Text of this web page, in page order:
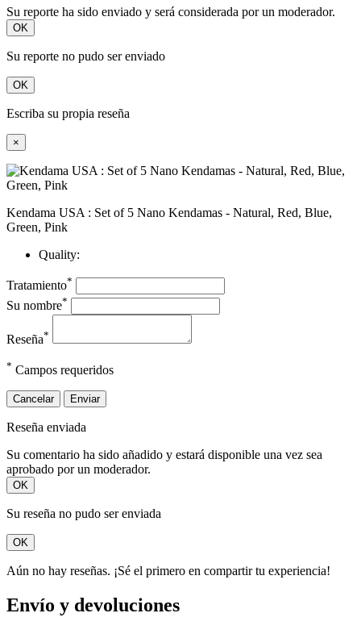
Su reporte ha sido enviado y será considerada por un moderador.
OK
Su reporte no pudo ser enviado
OK
Escriba su propia reseña
×
Kendama USA : Set of 5 Nano Kendamas - Natural, Red, Blue,
Green, Pink
Quality:
Tratamiento*
Su nombre*
Reseña*
* Campos requeridos
Cancelar Enviar
Reseña enviada
Su comentario ha sido añadido y estará disponible una vez sea
aprobado por un moderador.
OK
Su reseña no pudo ser enviada
OK
Aún no hay reseñas. ¡Sé el primero en compartir tu experiencia!
Envío y devoluciones